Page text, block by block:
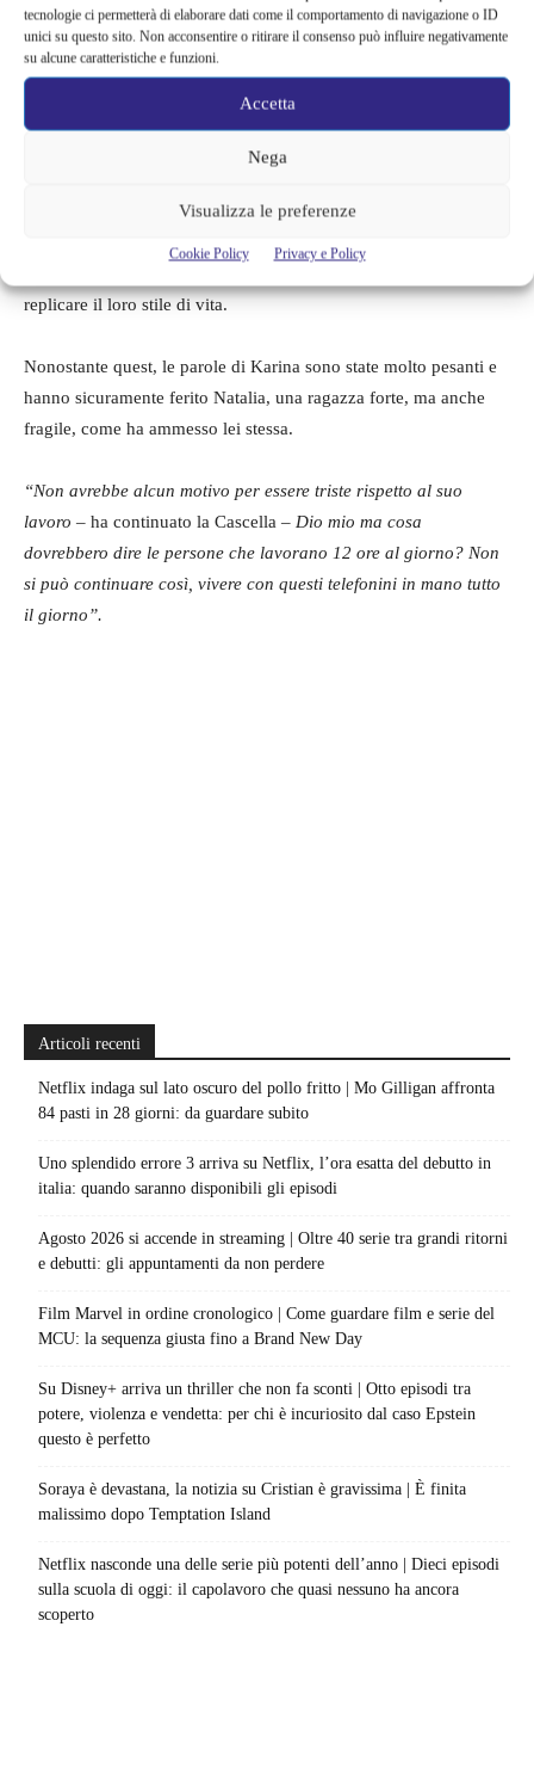
tecnologie ci permetterà di elaborare dati come il comportamento di navigazione o ID
unici su questo sito. Non acconsentire o ritirare il consenso può influire negativamente
su alcune caratteristiche e funzioni.
Accetta
Nega
Visualizza le preferenze
Cookie Policy Privacy e Policy
replicare il loro stile di vita.
Nonostante quest, le parole di Karina sono state molto pesanti e
hanno sicuramente ferito Natalia, una ragazza forte, ma anche
fragile, come ha ammesso lei stessa.
“Non avrebbe alcun motivo per essere triste rispetto al suo
lavoro – ha continuato la Cascella – Dio mio ma cosa
dovrebbero dire le persone che lavorano 12 ore al giorno? Non
si può continuare così, vivere con questi telefonini in mano tutto
il giorno”.
Articoli recenti
Netflix indaga sul lato oscuro del pollo fritto | Mo Gilligan affronta
84 pasti in 28 giorni: da guardare subito
Uno splendido errore 3 arriva su Netflix, l’ora esatta del debutto in
italia: quando saranno disponibili gli episodi
Agosto 2026 si accende in streaming | Oltre 40 serie tra grandi ritorni
e debutti: gli appuntamenti da non perdere
Film Marvel in ordine cronologico | Come guardare film e serie del
MCU: la sequenza giusta fino a Brand New Day
Su Disney+ arriva un thriller che non fa sconti | Otto episodi tra
potere, violenza e vendetta: per chi è incuriosito dal caso Epstein
questo è perfetto
Soraya è devastana, la notizia su Cristian è gravissima | È finita
malissimo dopo Temptation Island
Netflix nasconde una delle serie più potenti dell’anno | Dieci episodi
sulla scuola di oggi: il capolavoro che quasi nessuno ha ancora
scoperto